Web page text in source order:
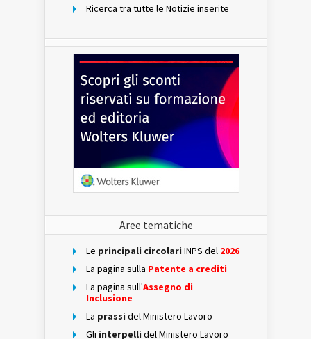
Ricerca tra tutte le Notizie inserite
Aree tematiche
Le principali circolari INPS del 2026
La pagina sulla Patente a crediti
La pagina sull'Assegno di
Inclusione
La prassi del Ministero Lavoro
Gli interpelli del Ministero Lavoro